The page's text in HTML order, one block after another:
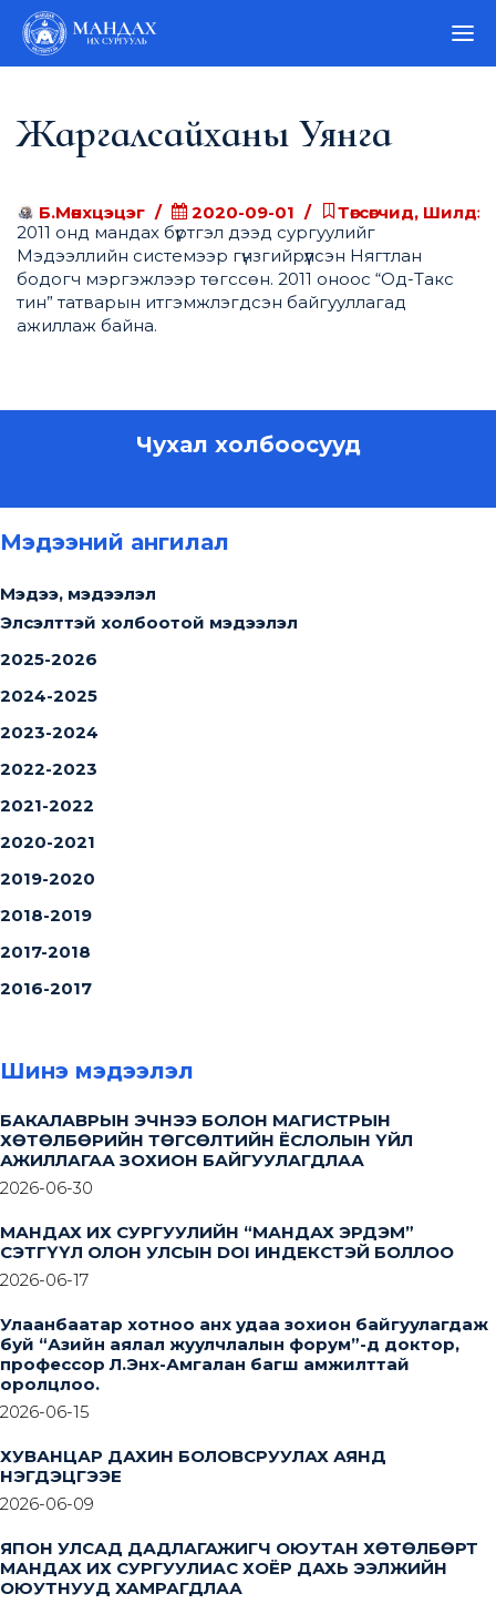
Жаргалсайханы Уянга
Б.Мөнхцэцэг 2020-09-01
Төгсөгчид, Шилдэг
2011 онд мандах бүртгэл дээд сургуулийг
Мэдээллийн системээр гүнзгийрүүлсэн Нягтлан
бодогч мэргэжлээр төгссөн. 2011 оноос “Од-Такс
тин” татварын итгэмжлэгдсэн байгууллагад
ажиллаж байна.
Чухал холбоосууд
Мэдээний ангилал
Мэдээ, мэдээлэл
Элсэлттэй холбоотой мэдээлэл
2025-2026
2024-2025
2023-2024
2022-2023
2021-2022
2020-2021
2019-2020
2018-2019
2017-2018
2016-2017
Шинэ мэдээлэл
БАКАЛАВРЫН ЭЧНЭЭ БОЛОН МАГИСТРЫН
ХӨТӨЛБӨРИЙН ТӨГСӨЛТИЙН ЁСЛОЛЫН ҮЙЛ
АЖИЛЛАГАА ЗОХИОН БАЙГУУЛАГДЛАА
2026-06-30
МАНДАХ ИХ СУРГУУЛИЙН “МАНДАХ ЭРДЭМ”
СЭТГҮҮЛ ОЛОН УЛСЫН DOI ИНДЕКСТЭЙ БОЛЛОО
2026-06-17
Улаанбаатар хотноо анх удаа зохион байгуулагдаж
буй “Азийн аялал жуулчлалын форум”-д доктор,
профессор Л.Энх-Амгалан багш амжилттай
оролцлоо.
2026-06-15
ХУВАНЦАР ДАХИН БОЛОВСРУУЛАХ АЯНД
НЭГДЭЦГЭЭЕ
2026-06-09
ЯПОН УЛСАД ДАДЛАГАЖИГЧ ОЮУТАН ХӨТӨЛБӨРТ
МАНДАХ ИХ СУРГУУЛИАС ХОЁР ДАХЬ ЭЭЛЖИЙН
ОЮУТНУУД ХАМРАГДЛАА